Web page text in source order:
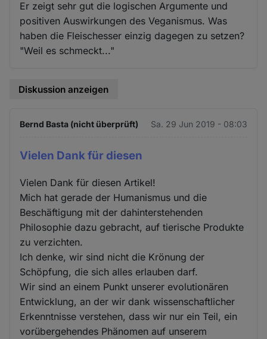
Er zeigt sehr gut die logischen Argumente und
positiven Auswirkungen des Veganismus. Was
haben die Fleischesser einzig dagegen zu setzen?
"Weil es schmeckt..."
Diskussion anzeigen
Bernd Basta (nicht überprüft) Sa. 29 Jun 2019 - 08:03
Vielen Dank für diesen
Vielen Dank für diesen Artikel!
Mich hat gerade der Humanismus und die
Beschäftigung mit der dahinterstehenden
Philosophie dazu gebracht, auf tierische Produkte
zu verzichten.
Ich denke, wir sind nicht die Krönung der
Schöpfung, die sich alles erlauben darf.
Wir sind an einem Punkt unserer evolutionären
Entwicklung, an der wir dank wissenschaftlicher
Erkenntnisse verstehen, dass wir nur ein Teil, ein
vorübergehendes Phänomen auf unserem